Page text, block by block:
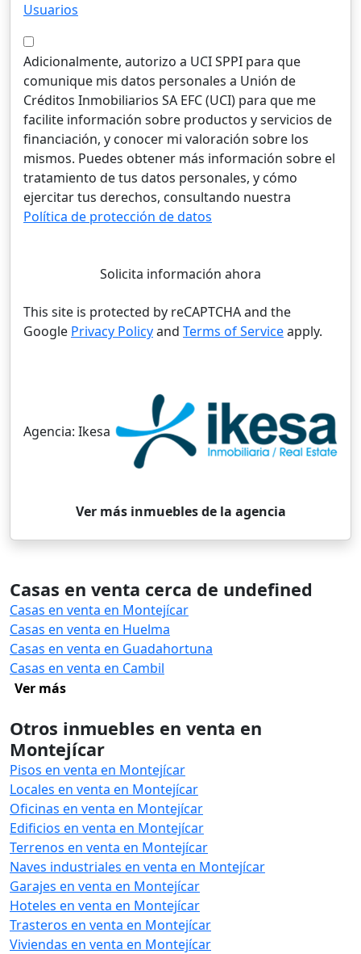
Usuarios
Adicionalmente, autorizo a UCI SPPI para que
comunique mis datos personales a Unión de
Créditos Inmobiliarios SA EFC (UCI) para que me
facilite información sobre productos y servicios de
financiación, y conocer mi valoración sobre los
mismos. Puedes obtener más información sobre el
tratamiento de tus datos personales, y cómo
ejercitar tus derechos, consultando nuestra
Política de protección de datos
Solicita información ahora
This site is protected by reCAPTCHA and the
Google Privacy Policyand Terms of Serviceapply.
Agencia: Ikesa
Ver más inmuebles de la agencia
Casas en venta cerca de undefined
Casas en venta en Montejícar
Casas en venta en Huelma
Casas en venta en Guadahortuna
Casas en venta en Cambil
Ver más
Otros inmuebles en venta en
Montejícar
Pisos en venta en Montejícar
Locales en venta en Montejícar
Oficinas en venta en Montejícar
Edificios en venta en Montejícar
Terrenos en venta en Montejícar
Naves industriales en venta en Montejícar
Garajes en venta en Montejícar
Hoteles en venta en Montejícar
Trasteros en venta en Montejícar
Viviendas en venta en Montejícar